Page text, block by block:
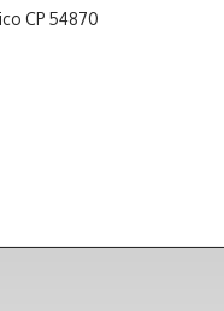
CP 54870